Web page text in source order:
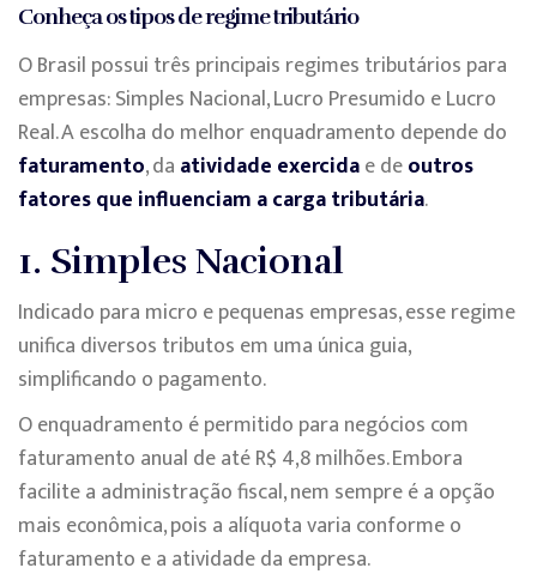
Conheça os tipos de regime tributário
O Brasil possui três principais regimes tributários para
empresas: Simples Nacional, Lucro Presumido e Lucro
Real. A escolha do melhor enquadramento depende do
faturamento, da atividade exercidae deoutros
fatores que influenciam a carga tributária.
1. Simples Nacional
Indicado para micro e pequenas empresas, esse regime
unifica diversos tributos em uma única guia,
simplificando o pagamento.
O enquadramento é permitido para negócios com
faturamento anual de até R$ 4,8 milhões. Embora
facilite a administração fiscal, nem sempre é a opção
mais econômica, pois a alíquota varia conforme o
faturamento e a atividade da empresa.